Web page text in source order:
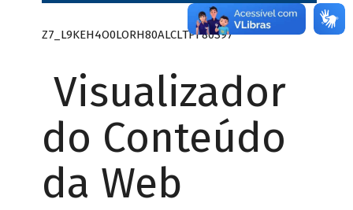
Z7_L9KEH4O0LORH80ALCLTPF80S97
Visualizador
do Conteúdo
da Web